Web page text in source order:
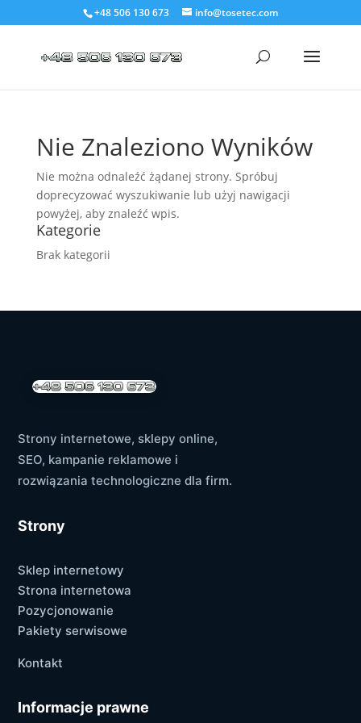
+48 506 130 673 info@tosetec.com
Nie Znaleziono Wyników
Nie można odnaleźć żądanej strony. Spróbuj
doprecyzować wyszukiwanie lub użyj nawigacji
powyżej, aby znaleźć wpis.
Kategorie
Brak kategorii
Strony internetowe, sklepy online,
SEO, kampanie reklamowe i
rozwiązania technologiczne dla firm.
Strony
Sklep internetowy
Strona internetowa
Pozycjonowanie
Pakiety serwisowe
Kontakt
Informacje prawne